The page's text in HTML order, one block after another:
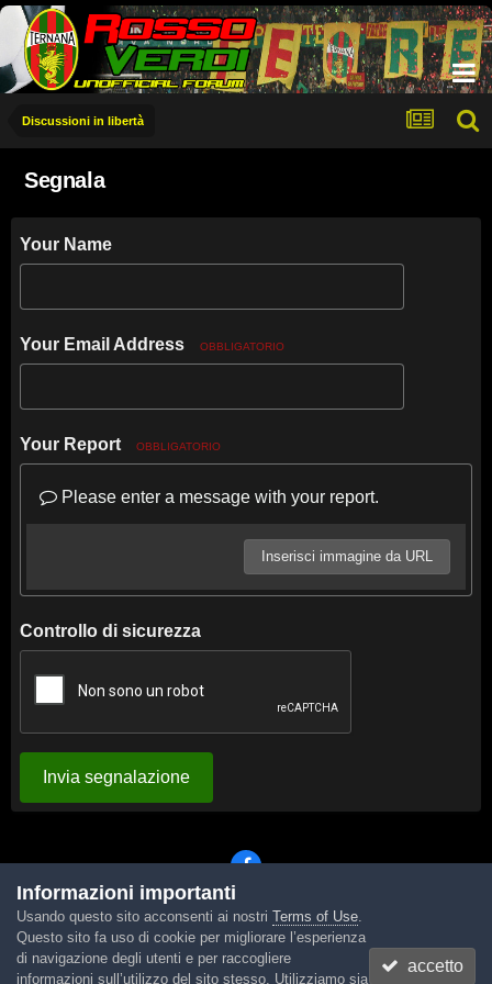
Discussioni in libertà
Segnala
Your Name
Your Email Address OBBLIGATORIO
Your Report OBBLIGATORIO
Please enter a message with your report.
Inserisci immagine da URL
Controllo di sicurezza
Invia segnalazione
Lingua Tema Contattaci Cookies
Powered by Invision Community
Informazioni importanti
Usando questo sito acconsenti ai nostri Terms of Use.
Questo sito fa uso di cookie per migliorare l’esperienza
di navigazione degli utenti e per raccogliere
informazioni sull’utilizzo del sito stesso. Utilizziamo sia
accetto